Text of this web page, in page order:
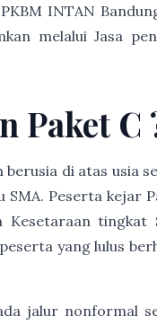
INTAN
melalui Jasa
Paket C
berusia di atas usia
SMA. Peserta kejar
yang lulus
jalur nonformal